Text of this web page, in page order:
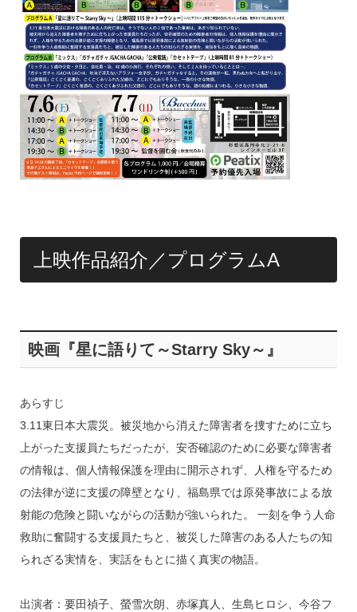
上映作品紹介／プログラムA
映画『星に語りて～Starry Sky～』
あらすじ
3.11東日本大震災。被災地から消えた障害者を捜すために立ち
上がった支援員たちだったが、安否確認のために必要な障害者
の情報は、個人情報保護を理由に開示されず、人権を守るため
の法律が逆に支援の障壁となり、福島県では原発事故による放
射能の危険と闘いながらの活動が強いられた。 一刻を争う人命
救助に奮闘する支援員たちと、被災した障害のある人たちの知
られざる実情を、実話をもとに描く真実の物語。
出演者：要田禎子、螢雪次朗、赤塚真人、生島ヒロシ、今谷フ